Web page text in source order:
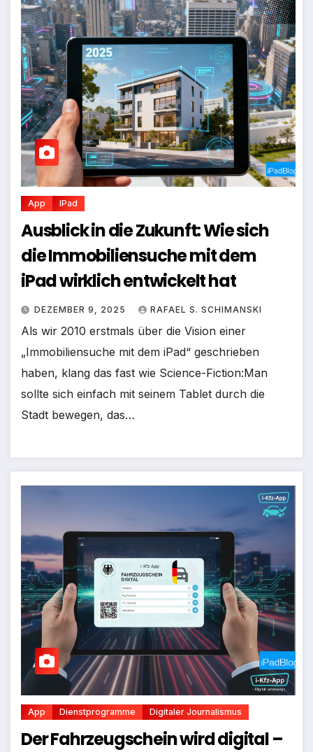
App IPad
Ausblick in die Zukunft: Wie sich
die Immobiliensuche mit dem
iPad wirklich entwickelt hat
DEZEMBER 9, 2025 RAFAEL S. SCHIMANSKI
Als wir 2010 erstmals über die Vision einer
„Immobiliensuche mit dem iPad“ geschrieben
haben, klang das fast wie Science-Fiction:Man
sollte sich einfach mit seinem Tablet durch die
Stadt bewegen, das…
App Dienstprogramme Digitaler Journalismus
Der Fahrzeugschein wird digital –